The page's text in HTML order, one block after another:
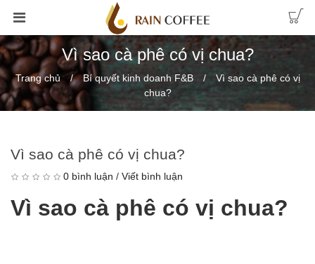
Vì sao cà phê có vị chua?
Trang chủ Bí quyết kinh doanh F&B
Vì sao cà phê có vị
chua?
Vì sao cà phê có vị chua?
0 bình luận / Viết bình luận
Vì sao cà phê có vị chua?